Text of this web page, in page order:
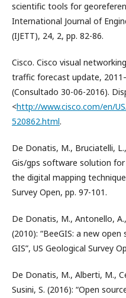
scientific tools for
International Journal of
(IJETT), 24, 2, pp. 82-86.
Cisco. Cisco visual
traffic forecast update,
(Consultado 30-06-2016).
<http://www.cisco.com/en/
520862.html.
De Donatis, M., Bruciatelli,
Gis/gps software solution
the digital mapping
Survey Open, pp. 97-101.
De Donatis, M., Antonello,
(2010): “BeeGIS: a new
GIS”, US Geological Survey
De Donatis, M., Alberti, M.,
Susini, S. (2016): “Open